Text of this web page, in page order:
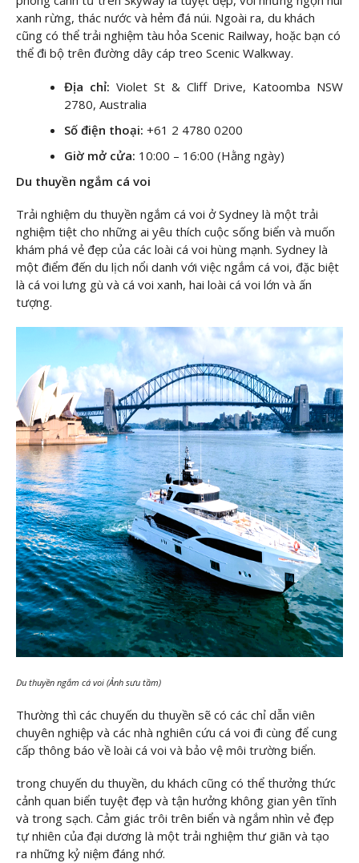
xanh rừng, thác nước và hẻm đá núi. Ngoài ra, du khách
cũng có thể trải nghiệm tàu hỏa Scenic Railway, hoặc bạn có
thể đi bộ trên đường dây cáp treo Scenic Walkway.
Địa chỉ: Violet St & Cliff Drive, Katoomba NSW
2780, Australia
Số điện thoại: +61 2 4780 0200
Giờ mở cửa: 10:00 – 16:00 (Hằng ngày)
Du thuyền ngắm cá voi
Trải nghiệm du thuyền ngắm cá voi ở Sydney là một trải
nghiệm tiệt cho những ai yêu thích cuộc sống biển và muốn
khám phá vẻ đẹp của các loài cá voi hùng mạnh. Sydney là
một điểm đến du lịch nổi danh với việc ngắm cá voi, đặc biệt
là cá voi lưng gù và cá voi xanh, hai loài cá voi lớn và ấn
tượng.
Du thuyền ngắm cá voi (Ảnh sưu tầm)
Thường thì các chuyến du thuyền sẽ có các chỉ dẫn viên
chuyên nghiệp và các nhà nghiên cứu cá voi đi cùng để cung
cấp thông báo về loài cá voi và bảo vệ môi trường biển.
trong chuyến du thuyền, du khách cũng có thể thưởng thức
cảnh quan biển tuyệt đẹp và tận hưởng không gian yên tĩnh
và trong sạch. Cảm giác trôi trên biển và ngắm nhìn vẻ đẹp
tự nhiên của đại dương là một trải nghiệm thư giãn và tạo
ra những kỷ niệm đáng nhớ.